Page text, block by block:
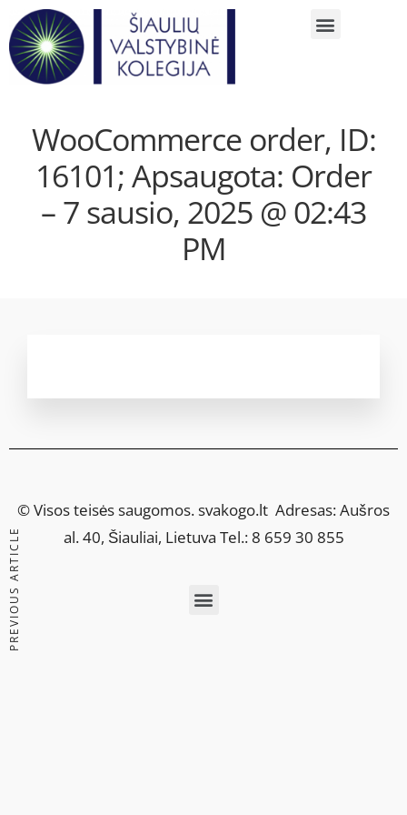
WooCommerce order, ID:
16101; Apsaugota: Order
– 7 sausio, 2025 @ 02:43
PM
PREVIOUS ARTICLE
© Visos teisės saugomos.svakogo.lt Adresas: Aušros
al. 40, Šiauliai, Lietuva Tel.: 8 659 30 855